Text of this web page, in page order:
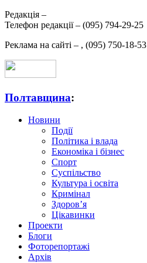
Редакція –
Телефон редакції – (095) 794-29-25
Реклама на сайті – , (095) 750-18-53
Полтавщина:
Новини
Події
Політика і влада
Економіка і бізнес
Спорт
Суспільство
Культура і освіта
Кримінал
Здоров’я
Цікавинки
Проекти
Блоги
Фоторепортажі
Архів